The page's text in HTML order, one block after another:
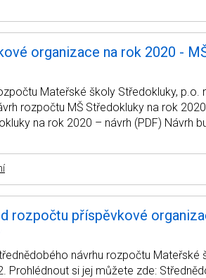
organizace na rok 2020 -
Mateřské školy Středokluky, p.o.
rozpočtu MŠ Středokluky na rok
na rok 2020 – návrh (PDF) Návrh
rozpočtu příspěvkové
návrhu rozpočtu Mateřské
Prohlédnout si jej můžete zde: